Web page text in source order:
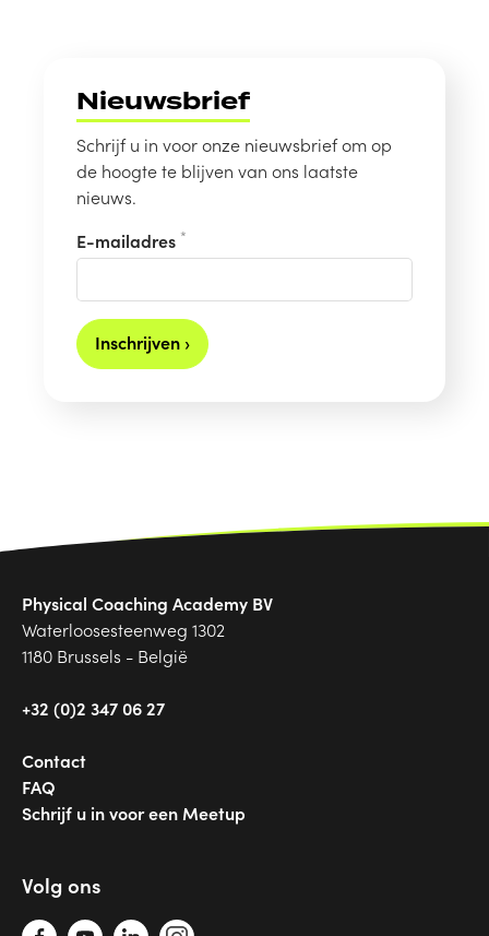
Nieuwsbrief
Schrijf u in voor onze nieuwsbrief om op
de hoogte te blijven van ons laatste
nieuws.
E-mailadres *
Inschrijven ›
Physical Coaching Academy BV
Waterloosesteenweg 1302
1180 Brussels - België
+32 (0)2 347 06 27
Contact
FAQ
Schrijf u in voor een Meetup
Volg ons